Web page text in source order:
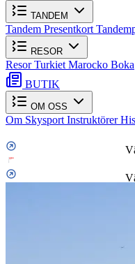
TANDEM
Tandem Presentkort
RESOR
ResorTurkiet Marocko Boka
BUTIK
OM OSS
Om Skysport Instruktörer